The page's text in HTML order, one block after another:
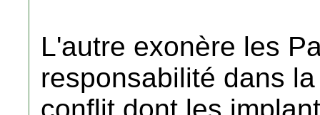
L'autre exonère les
responsabilité dans